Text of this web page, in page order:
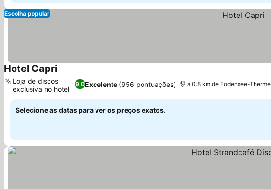
Escolha popular
Hotel Capri
9,0Excelente (956 pontuações)
Loja de discos
exclusiva no hotel
a 0.8 km de Bodensee-Therme
Selecione as datas para ver os preços exatos.